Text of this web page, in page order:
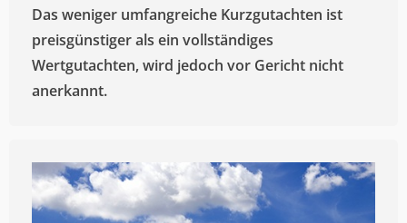
Das weniger umfangreiche Kurzgutachten ist
preisgünstiger als ein vollständiges
Wertgutachten, wird jedoch vor Gericht nicht
anerkannt.